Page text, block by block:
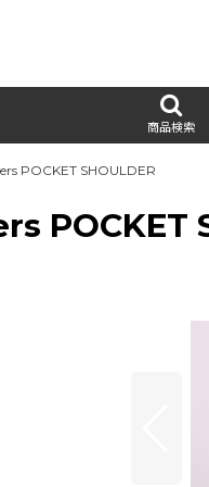
商品検索
POCKET SHOULDER
POCKET